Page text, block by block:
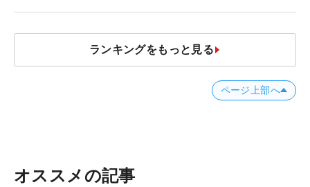
ランキングをもっと見る
ページ上部へ
オススメの記事